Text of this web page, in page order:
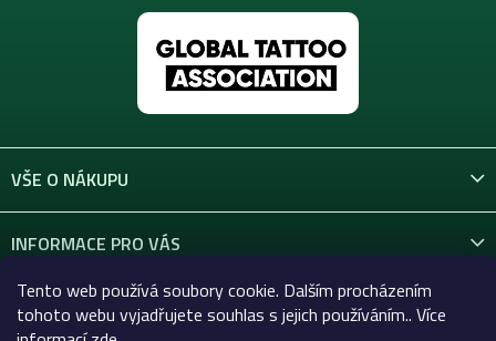
Tento web používá soubory cookie. Dalším procházením
tohoto webu vyjadřujete souhlas s jejich používáním.. Více
VŠE O NÁKUPU
INFORMACE PRO VÁS
KONTAKT